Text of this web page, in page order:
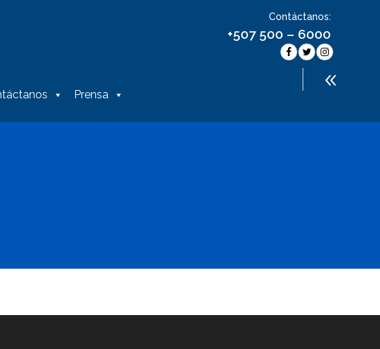
Contáctanos:
+507 500 – 6000
Prensa